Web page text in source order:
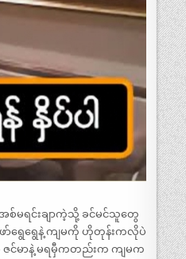
မရင်းချာကဲ့သို့ ခင်မင်သူတွေ
ာ်ရွေရွေနဲ့ ကျမကို ဟိုတုန်းကလိုပဲ
ဇင်မာနဲ့ မရမှီကတည်းက ကျမက